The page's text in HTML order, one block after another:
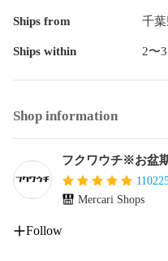
パー系 youtuber インフルエ
テン系 オーガニック系 芸
かわいい系 ガーリー 個性派
さん系 オタク系 モード系
等の品を多数取り扱ってい
フォロー頂きますとフォロ
ンや情報をお届けしておりま
最安値セール
全品割引
Ships from 千葉
Ships within 2〜
Shop information
フクワウチ※お盆
Mercari Shops
Follow